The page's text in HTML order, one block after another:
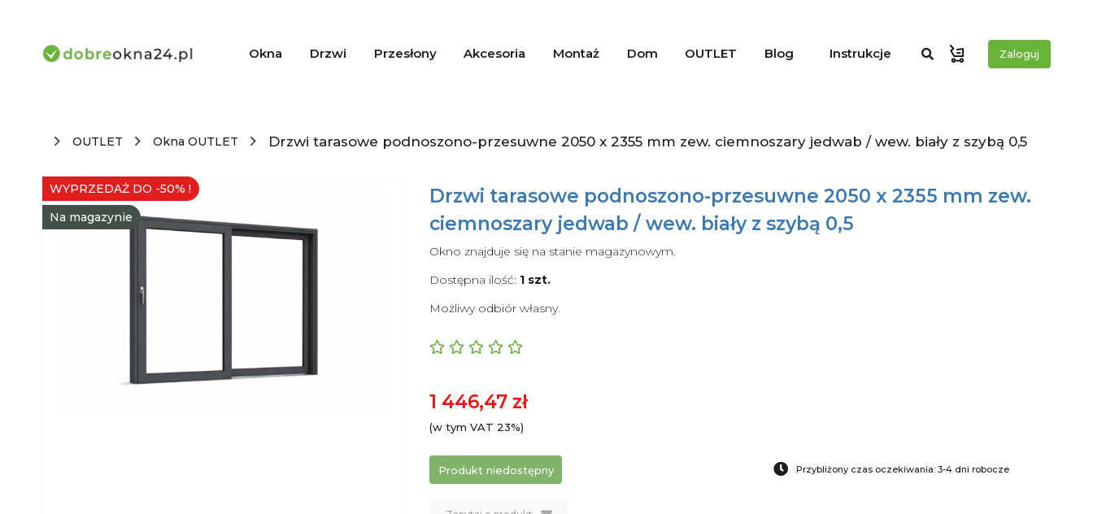
Okna Drzwi Przesłony Akcesoria Montaż Dom OUTLET Blog Instrukcje Zaloguj
OUTLET Okna OUTLET Drzwi tarasowe podnoszono-przesuwne 2050 x 2355 mm zew. ciemnoszary jedwab / wew. biały z szybą 0,5
WYPRZEDAŻ DO -50% !
Na magazynie
Drzwi tarasowe podnoszono-przesuwne 2050 x 2355 mm zew.
ciemnoszary jedwab / wew. biały z szybą 0,5
Okno znajduje się na stanie magazynowym.
Dostępna ilość: 1 szt.
Możliwy odbiór własny.
1 446,47 zł
(w tym VAT 23%)
Produkt niedostępny Przybliżony czas oczekiwania: 3-4 dni robocze